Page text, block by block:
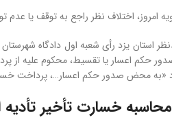
امروز، اختلاف نظر راجع به توقف یا
حکم اعسار یا تقسیط، محکوم علیه از
«به محض صدور حکم اعسار…، پرداخت
خسارت تأخیر